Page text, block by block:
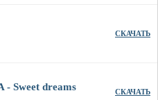
СКАЧАТЬ
- Sweet dreams СКАЧАТЬ